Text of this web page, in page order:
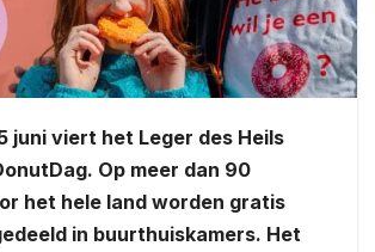
juni viert het Leger des Heils
Op meer dan 90
het hele land worden gratis
in buurthuiskamers. Het